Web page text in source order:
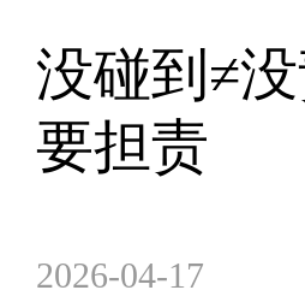
没碰到≠
要担责
2026-04-17